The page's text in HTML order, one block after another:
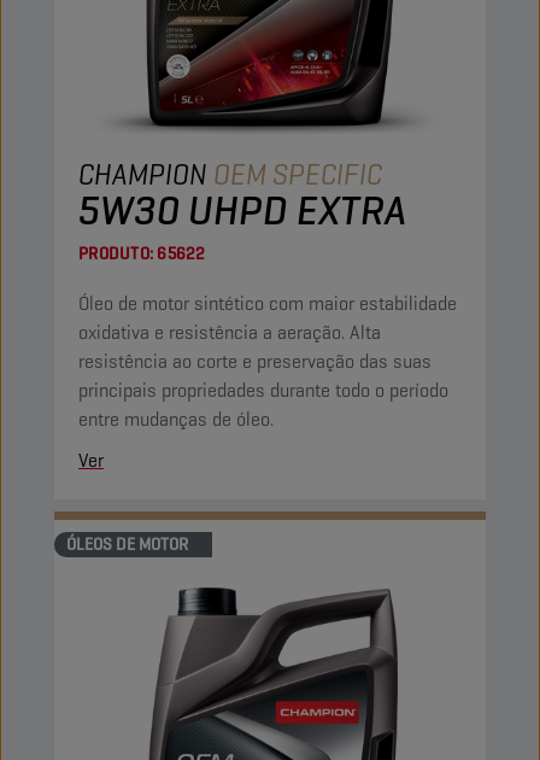
CHAMPION OEM SPECIFIC
5W30 UHPD EXTRA
PRODUTO: 65622
Óleo de motor sintético com maior estabilidade
oxidativa e resistência a aeração. Alta
resistência ao corte e preservação das suas
principais propriedades durante todo o período
entre mudanças de óleo.
Ver
ÓLEOS DE MOTOR